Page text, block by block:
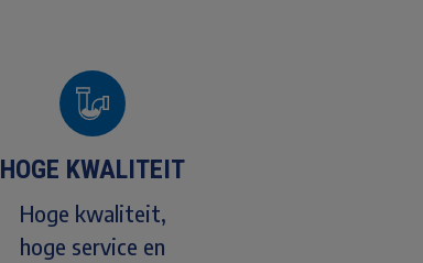
HOGE KWALITEIT
Hoge kwaliteit,
hoge service en